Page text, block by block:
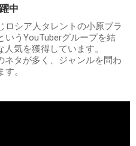
中
ロシア人タレントの小原ブラ
いうYouTuberグループを結
気を獲得しています。
ネタが多く、ジャンルを問わ
。